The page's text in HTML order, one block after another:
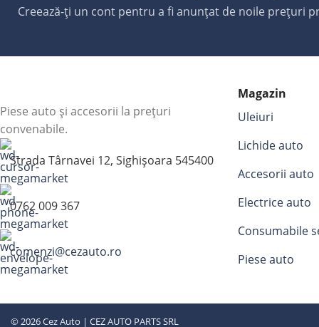
Creează-ți un cont pentru a fi anunțat de noile prețuri
Piese auto și accesorii la prețuri
convenabile.
Strada Târnavei 12, Sighișoara 545400
0762 009 367
comenzi@cezauto.ro
Magazin
Uleiuri
Lichide auto
Accesorii auto
Electrice auto
Consumabile
Piese auto
© 2026 Cez Auto | CEZ AUTO PARTS SRL